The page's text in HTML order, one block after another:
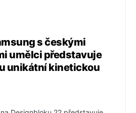
s českými
umělci představuje
unikátní kinetickou